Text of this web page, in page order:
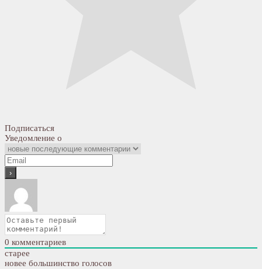
Подписаться
Уведомление о
0 комментариев
старее
новее большинство голосов